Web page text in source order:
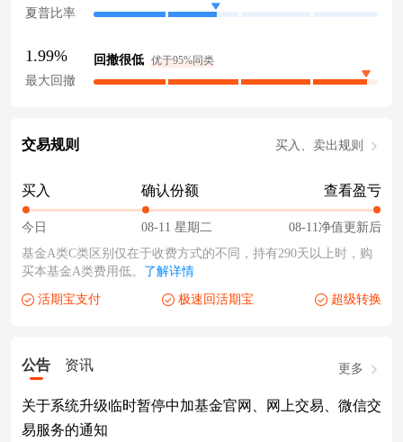
夏普比率
1.99%
最大回撤
回撤很低 优于95%同类
交易规则 买入、卖出规则
买入
今日
确认份额
08-11 星期二
查看盈亏
08-11净值更新后
基金A类C类区别仅在于收费方式的不同，持有290天以上时，购
买本基金A类费用低。 了解详情
活期宝支付 极速回活期宝 超级转换
公告 资讯 更多
关于系统升级临时暂停中加基金官网、网上交易、微信交
易服务的通知